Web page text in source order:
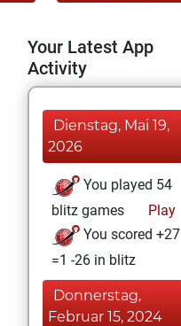
Your Latest App
Activity
Dienstag, Mai 19,
2026
You played 54
blitz games
Play
You scored +27
=1 -26 in blitz
Donnerstag,
Februar 15, 2024